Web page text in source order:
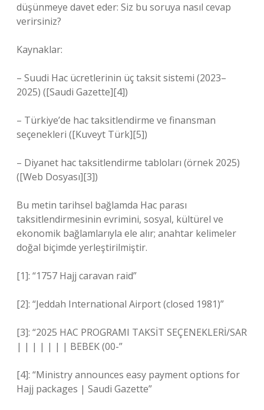
düşünmeye davet eder: Siz bu soruya nasıl cevap
verirsiniz?
Kaynaklar:
– Suudi Hac ücretlerinin üç taksit sistemi (2023–
2025) ([Saudi Gazette][4])
– Türkiye’de hac taksitlendirme ve finansman
seçenekleri ([Kuveyt Türk][5])
– Diyanet hac taksitlendirme tabloları (örnek 2025)
([Web Dosyası][3])
Bu metin tarihsel bağlamda Hac parası
taksitlendirmesinin evrimini, sosyal, kültürel ve
ekonomik bağlamlarıyla ele alır; anahtar kelimeler
doğal biçimde yerleştirilmiştir.
[1]: “1757 Hajj caravan raid”
[2]: “Jeddah International Airport (closed 1981)”
[3]: “2025 HAC PROGRAMI TAKSİT SEÇENEKLERİ/SAR
| | | | | | | BEBEK (00-”
[4]: “Ministry announces easy payment options for
Hajj packages | Saudi Gazette”